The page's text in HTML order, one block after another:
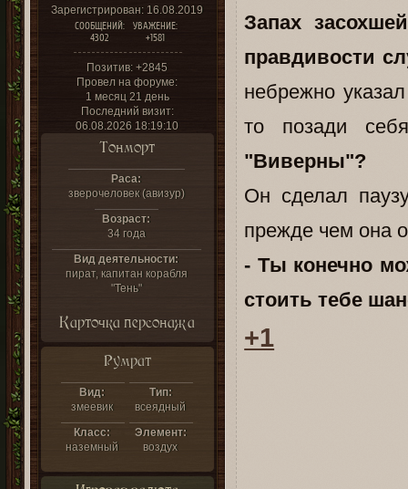
Зарегистрирован: 16.08.2019
СООБЩЕНИЙ:
4302
УВАЖЕНИЕ:
+1581
Позитив: +2845
Провел на форуме:
1 месяц 21 день
Последний визит:
06.08.2026 18:19:10
Тонморт
Раса:
зверочеловек (авизур)
Возраст:
34 года
Вид деятельности:
пират, капитан корабля
"Тень"
Карточка персонажа
Румрат
Вид:
змеевик
Тип:
всеядный
Класс:
наземный
Элемент:
воздух
Запах
правдивости
небрежно
то позади
"Виверны"?
Он сделал
прежде чем она
- Ты конечно
стоить тебе
+1